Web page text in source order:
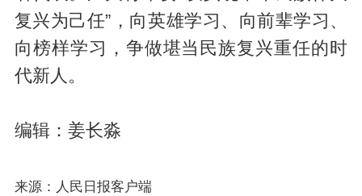
复兴为己任”，向英雄学习、向前辈学习、
向榜样学习，争做堪当民族复兴重任的时
代新人。
编辑：姜长淼
来源：人民日报客户端